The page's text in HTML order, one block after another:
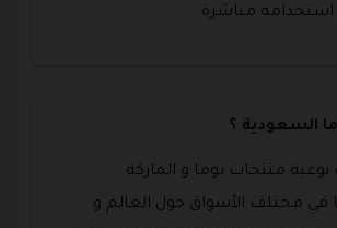
مباشرة .
السعودية ؟
منتجات بوما و الماركة
في مختلف الأسواق حول العالم و